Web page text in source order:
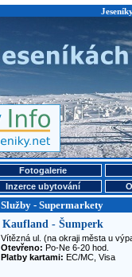
Fotogalerie
Inzerce ubytování
Služby - Supermarkety
Kaufland - Šumperk
Vítězná ul. (na okraji města u
Otevřeno: Po-Ne 6-20 hod.
Platby kartami: EC/MC, Visa